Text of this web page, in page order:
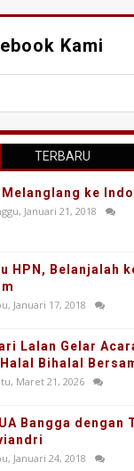
Kami
TERBARU
Melanglang ke
Januari 21, 2018
HPN, Belanjalah
Januari 17, 2018
Lalan Gelar
Bihalal
Maret 21, 2026
Bangga dengan
Januari 24, 2018